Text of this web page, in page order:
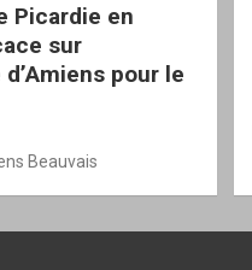
Picardie en
sur
pour le
Beauvais